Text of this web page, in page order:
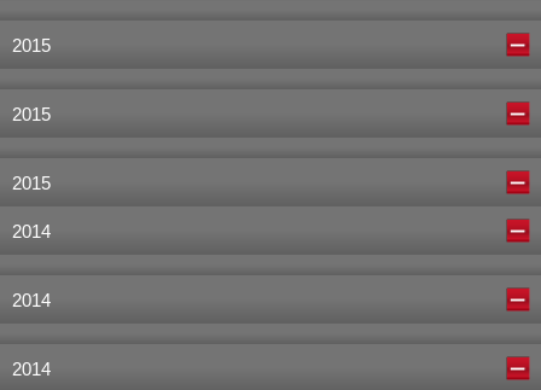
2015
2015
2015
2014
2014
2014